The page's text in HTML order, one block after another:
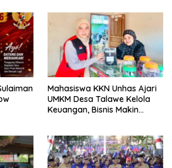
Mahasiswa KKN Unhas Ajari
UMKM Desa Talawe Kelola
Keuangan, Bisnis Makin